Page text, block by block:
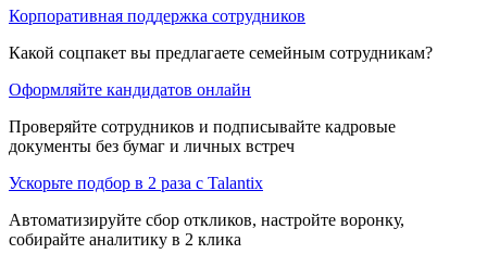
Корпоративная поддержка сотрудников
Какой соцпакет вы предлагаете семейным сотрудникам?
Оформляйте кандидатов онлайн
Проверяйте сотрудников и подписывайте кадровые
документы без бумаг и личных встреч
Ускорьте подбор в 2 раза с Talantix
Автоматизируйте сбор откликов, настройте воронку,
собирайте аналитику в 2 клика